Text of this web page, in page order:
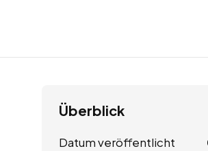
Überblick
Datum veröffentlicht